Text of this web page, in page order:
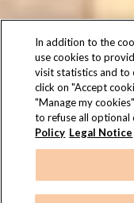
In addition to the
use cookies to
visit statistics and to
click on "Accept
"Manage my
to refuse all optional
Policy Legal Notice